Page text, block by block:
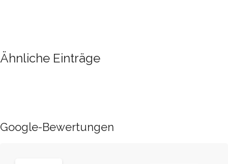
Ähnliche Einträge
Google-Bewertungen